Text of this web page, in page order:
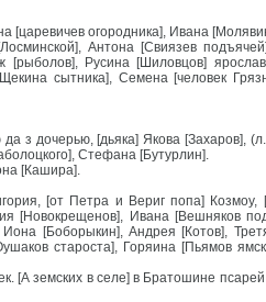
огородника], Ивана
Антона [Свиязев
Русина [Шиловцов]
сытника], Семена [человек
з дочерью, [дьяка] Якова [Захаров],
Стефана [Бутурлин].
[Кашира].
[от Петра и Вериг попа] Козмоу,
[Новокрещенов], Ивана [Вешняков
[Боборыкин], Андрея [Котов],
староста], Горяина [Пьямов
[А земских в селе] в Братошине псарей